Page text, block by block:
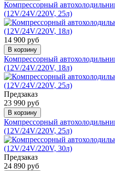
Компрессорный
(12V/24V/220V, 25л)
14 900 руб
В корзину
Компрессорный
(12V/24V/220V, 18л)
Предзаказ
23 990 руб
В корзину
Компрессорный
(12V/24V/220V, 25л)
Предзаказ
24 890 руб